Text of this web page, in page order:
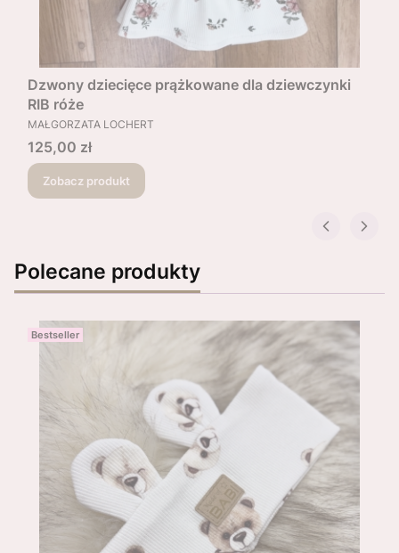
Dzwony dziecięce prążkowane dla dziewczynki
RIB róże
PRODUCENT
MAŁGORZATA LOCHERT
Cena
125,00 zł
Zobacz produkt
Polecane produkty
Bestseller